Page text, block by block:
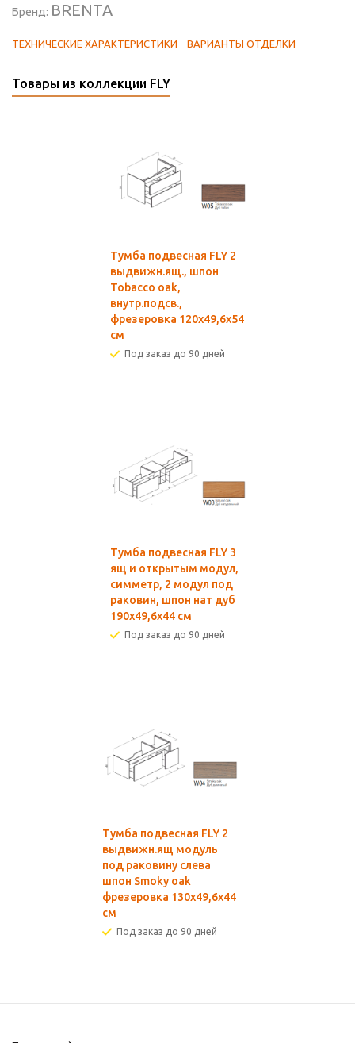
Бренд: BRENTA
ТЕХНИЧЕСКИЕ ХАРАКТЕРИСТИКИ ВАРИАНТЫ ОТДЕЛКИ
Товары из коллекции FLY
Тумба подвесная FLY 2
выдвижн.ящ., шпон
Tobacco oak,
внутр.подсв.,
фрезеровка 120х49,6х54
см
Под заказ до 90 дней
Тумба подвесная FLY 3
ящ и открытым модул,
симметр, 2 модул под
раковин, шпон нат дуб
190x49,6x44 см
Под заказ до 90 дней
Тумба подвесная FLY 2
выдвижн.ящ модуль
под раковину слева
шпон Smoky oak
фрезеровка 130х49,6х44
см
Под заказ до 90 дней